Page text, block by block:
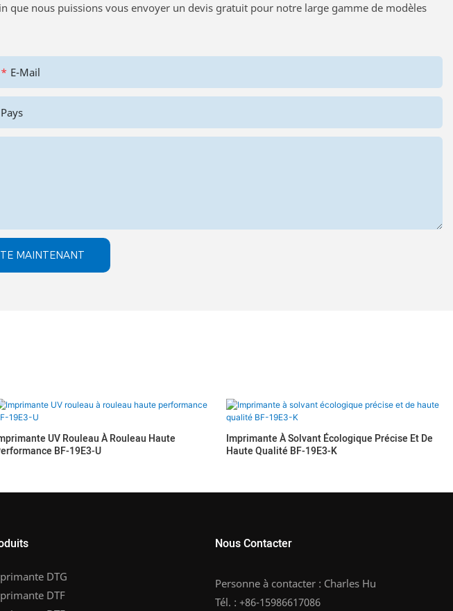
nous puissions vous envoyer un devis gratuit pour notre large gamme de modèles
E-Mail
Pays
MAINTENANT
UV Rouleau À Rouleau Haute
BF-19E3-U
Imprimante À Solvant Écologique Précise Et De
Haute Qualité BF-19E3-K
DTG
DTF
Nous Contacter
Personne à contacter : Charles Hu
Tél. : +86-15986617086